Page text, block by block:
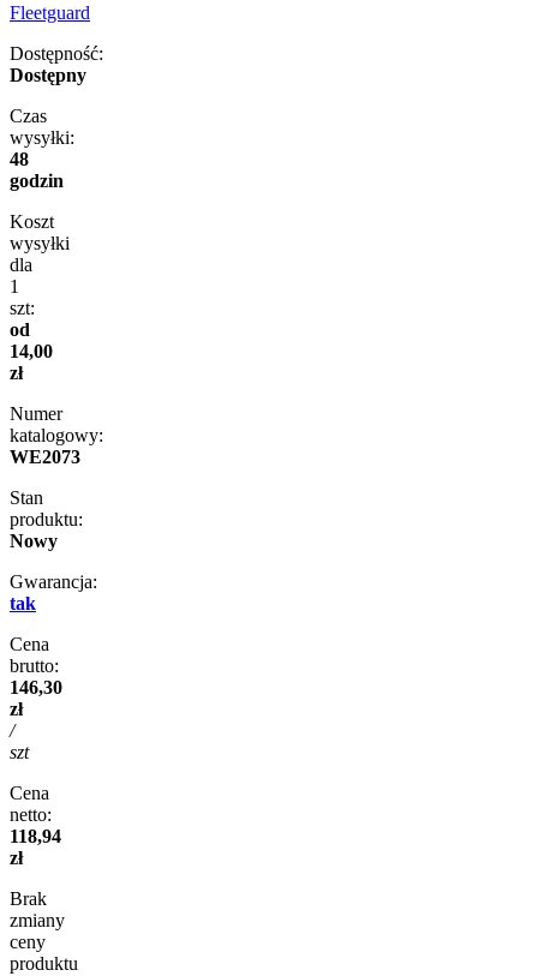
Fleetguard
Dostępność:
Dostępny
Czas
wysyłki:
48
godzin
Koszt
wysyłki
dla
1
szt:
od
14,00
zł
Numer
katalogowy:
WE2073
Stan
produktu:
Nowy
Gwarancja:
tak
Cena
brutto:
146,30
zł
/
szt
Cena
netto:
118,94
zł
Brak
zmiany
ceny
produktu